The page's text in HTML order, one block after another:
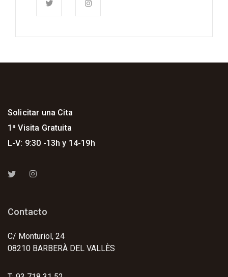
Solicitar una Cita
1ª Visita Gratuita
L-V: 9:30 -13h y 14-19h
Contacto
C/ Monturiol, 24
08210 BARBERÀ DEL VALLÈS